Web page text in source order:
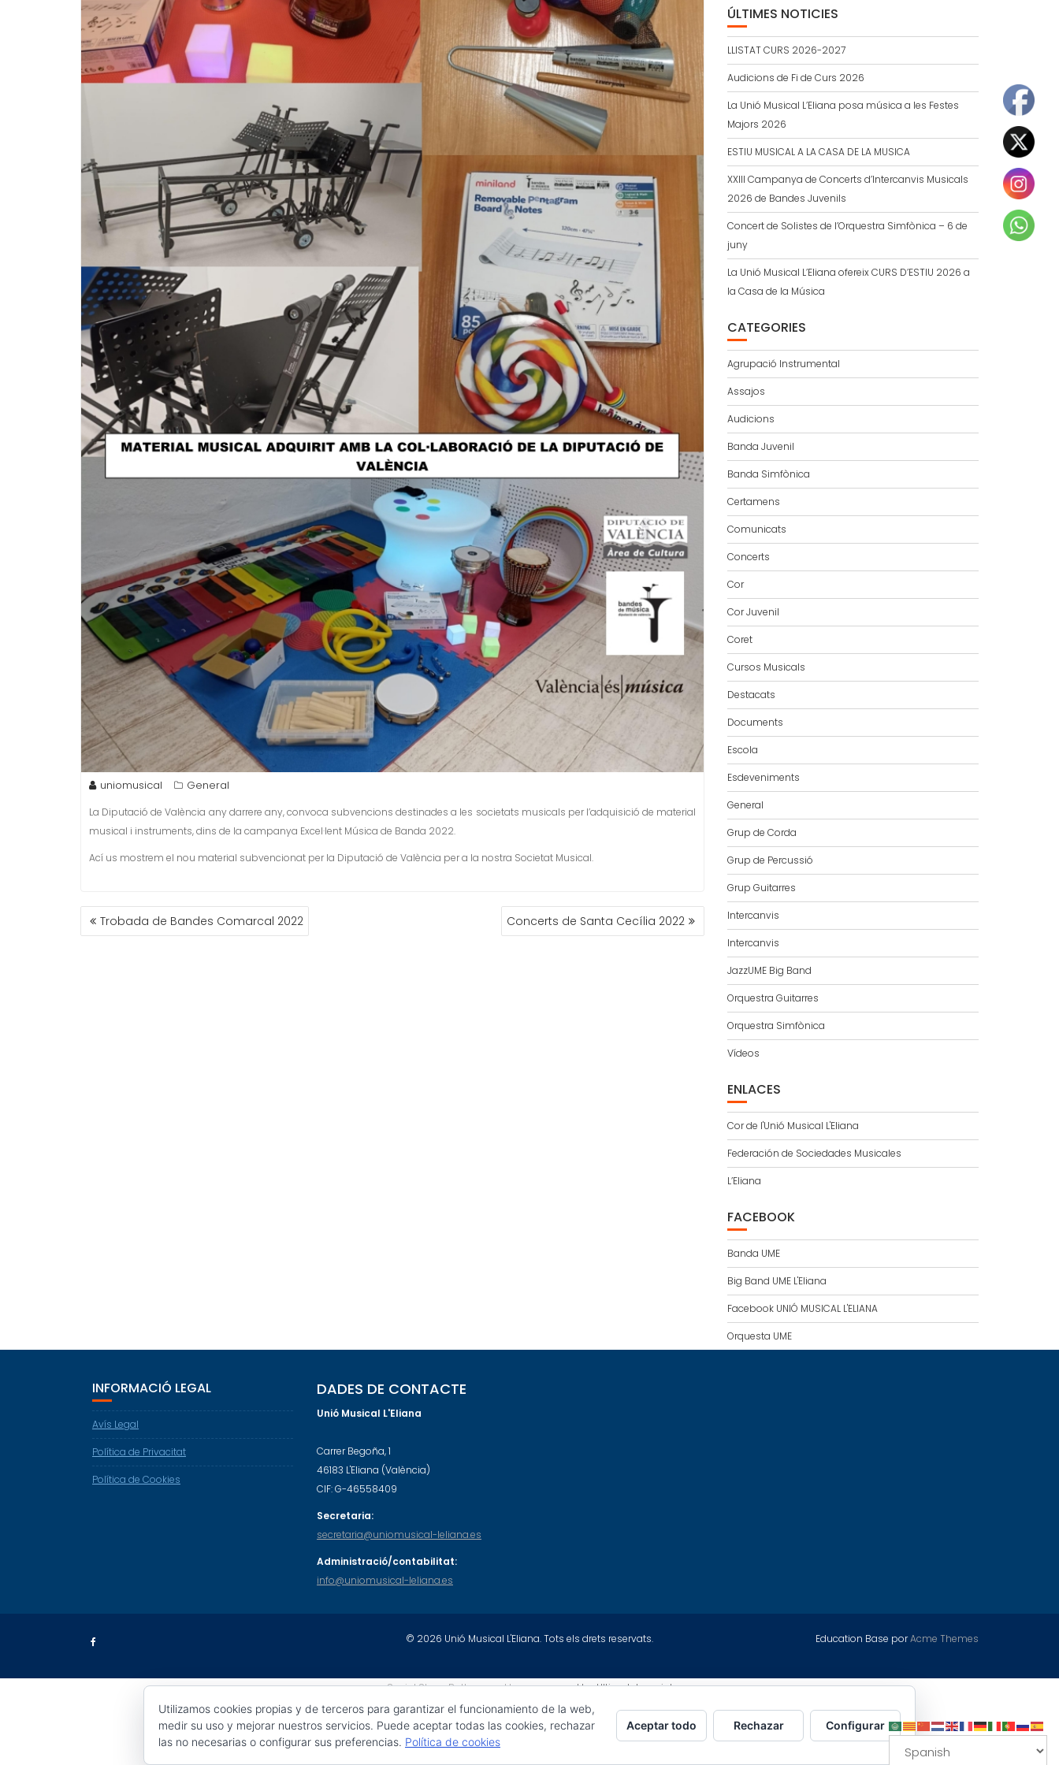
uniomusical General
La Diputació de València any darrere any, convoca subvencions destinades a les societats musicals per l’adquisició de material
musical i instruments, dins de la campanya Excel·lent Música de Banda 2022.
Ací us mostrem el nou material subvencionat per la Diputació de València per a la nostra Societat Musical.
NAVEGACIÓN
DETrobada de Bandes Comarcal 2022 Concerts de Santa Cecília 2022
ÚLTIMES NOTICIES
LLISTAT CURS 2026-2027
Audicions de Fi de Curs 2026
La Unió Musical L’Eliana posa música a les Festes
Majors 2026
ESTIU MUSICAL A LA CASA DE LA MUSICA
XXIII Campanya de Concerts d’Intercanvis Musicals
2026 de Bandes Juvenils
Concert de Solistes de l’Orquestra Simfònica – 6 de
juny
La Unió Musical L’Eliana ofereix CURS D’ESTIU 2026 a
la Casa de la Música
CATEGORIES
Agrupació Instrumental
Assajos
Audicions
Banda Juvenil
Banda Simfònica
Certamens
Comunicats
Concerts
Cor
Cor Juvenil
Coret
Cursos Musicals
Destacats
Documents
Escola
Esdeveniments
General
Grup de Corda
Grup de Percussió
Grup Guitarres
Intercanvis
Intercanvis
JazzUME Big Band
Orquestra Guitarres
Orquestra Simfònica
Vídeos
ENLACES
Cor de l'Unió Musical L'Eliana
Federación de Sociedades Musicales
L’Eliana
FACEBOOK
Banda UME
Big Band UME L'Eliana
Facebook UNIÓ MUSICAL L'ELIANA
Orquesta UME
INFORMACIÓ LEGAL
Avís Legal
Política de Privacitat
Política de Cookies
DADES DE CONTACTE
Unió Musical L'Eliana
Carrer Begoña, 1
46183 L'Eliana (València)
CIF: G-46558409
Secretaria:
secretaria@uniomusical-leliana.es
Administració/contabilitat:
info@uniomusical-leliana.es
© 2026 Unió Musical L'Eliana. Tots els drets reservats. Education Base porAcme Themes
Social Share Buttons and Iconspowered by Ultimatelysocial
Utilizamos cookies propias y de terceros para garantizar el funcionamiento de la web,
medir su uso y mejorar nuestros servicios. Puede aceptar todas las cookies, rechazar
las no necesarias o configurar sus preferencias. Política de cookies
Aceptar todo Rechazar Configurar